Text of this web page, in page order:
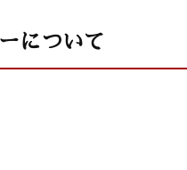
について